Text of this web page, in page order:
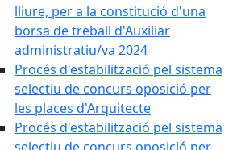
lliure, per a la constitució d'una
borsa de treball d'Auxiliar
administratiu/va 2024
Procés d'estabilització pel sistema
selectiu de concurs oposició per
les places d'Arquitecte
Procés d'estabilització pel sistema